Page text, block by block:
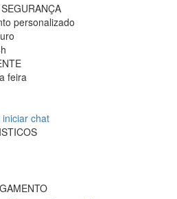
personalizado
feira
chat